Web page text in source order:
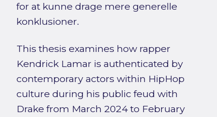
for at kunne drage mere generelle
konklusioner.
This thesis examines how rapper
Kendrick Lamar is authenticated by
contemporary actors within HipHop
culture during his public feud with
Drake from March 2024 to February